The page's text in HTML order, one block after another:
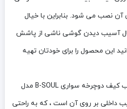
نصب می شود. بنابراین با خیال
آسیب دیدن گوشی ناشی از پاشش
این محصول را برای خودتان تهیه
یکی دیگر از ویژگی های جذاب کیف دوچرخه سواری B-SOUL مدل
بر روی آن است ، که به راحتی